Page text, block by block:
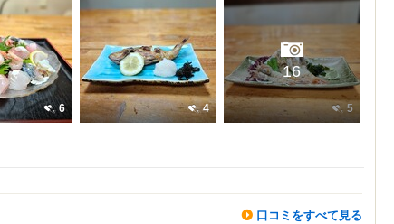
6 4 5
16
口コミをすべて見る